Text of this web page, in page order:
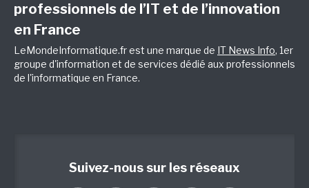
professionnels de l’IT et de l’innovation
en France
LeMondeInformatique.fr est une marque de IT News Info, 1er
groupe d'information et de services dédié aux professionnels
de l'informatique en France.
Suivez-nous sur les réseaux